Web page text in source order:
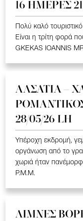
16 ΗΜΕΡΕΣ
Πολύ καλό
Είναι η τρίτη φορά
GKEKAS IOANNIS
ΑΛΣΑΤΙΑ –
28/05/26 LH
Υπέροχη εκδρομή,
οργάνωση από το
χωριά ήταν
P.M.M.
ΛΙΜΝΕΣ